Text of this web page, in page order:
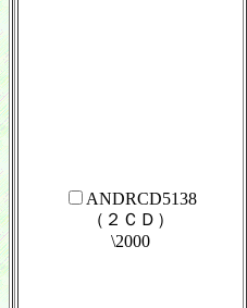
ANDRCD5138
（２ＣＤ）
\2000